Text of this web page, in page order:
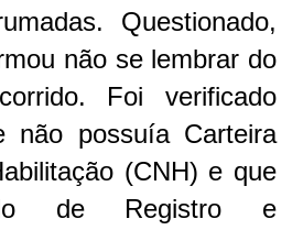
Questionado,
não se lembrar do
Foi verificado
não possuía Carteira
(CNH) e que
de Registro e